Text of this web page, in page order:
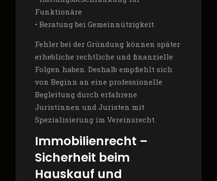
Funktionäre
• Beratung bei Gemeinnützigkeit
Fehler bei der Gründung können später
erhebliche rechtliche und finanzielle
Folgen haben. Deshalb empfiehlt sich
von Beginn an eine professionelle
Begleitung durch erfahrene
Juristinnen und Juristen mit
Spezialisierung im Vereinsrecht.
Immobilienrecht –
Sicherheit beim
Hauskauf und